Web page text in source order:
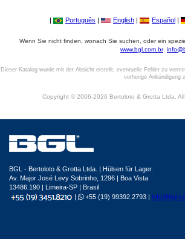
| Português | English | Español |
Wenn Sie nicht finden, wonach Sie suchen, oder ein
www.bgl.com.br
Dieser Katalog wurde mit der Absicht erstellt, eventuelle Fehler zu
vorherige Ankündigung
Copyright © 2006-2026 Bertoloto & Grotta Ltda. All
BGL - Bertoloto & Grotta Ltda. | Hülsen für Lager.
Av. Major José Levy Sobrinho, 1296 | Boa Vista
13486.190 | Limeira-SP | Brasil
|
+55 (19) 99392.2793 |